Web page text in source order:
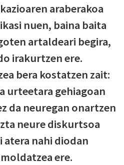
araberakoa
nuen, baina baita
artaldeari begira,
irakurtzen ere.
bera kostatzen zait:
urteetara gehiagoan
da neuregan onartzen
neure diskurtsoa
nahi diodan
ere.